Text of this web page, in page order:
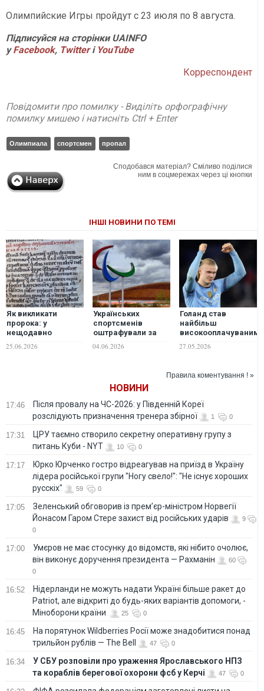
Олимпийские Игры пройдут с 23 июля по 8 августа.
Підписуйся на сторінки UAINFO
уFacebook, Twitterі YouTube
Корреспондент
Повідомити про помилку - Виділіть орфографічну
помилку мишею і натисніть Ctrl + Enter
Олимпиала спортсмен пропал
Сподобався матеріал? Сміливо поділися
ним в соцмережах через ці кнопки
ІНШІ НОВИНИ ПО ТЕМІ
Як викликати
пророка: у
нещодавно
святого Августина
25.06.2026
Українських
спортсменів
оштрафували за
п'єдесталі під гімн
04.06.2026
Голанд став
найбільш
високооплачуваним
до 25 років
27.05.2026
Правила коментування ! »
НОВИНИ
17:46
Після провалу на ЧС-2026: у Південній Кореї
розслідують призначення тренера збірної
1 0
17:31
ЦРУ таємно створило секретну оперативну групу з
питань Куби - NYT
10 0
17:17
Юрко Юрченко гостро відреагував на приїзд в Україну
лідера російської групи "Ногу свело!": "Не існує хороших
русскіх"
59 0
17:05
Зеленський обговорив із прем’єр-міністром Норвегії
Йонасом Гаром Стере захист від російських ударів
9
0
17:00
Умєров не має стосунку до відомств, які нібито очолює,
він виконує доручення президента — Рахманін
60
0
16:52
Нідерланди не можуть надати Україні більше ракет до
Patriot, але відкриті до будь-яких варіантів допомоги, -
Міноборони країни
25 0
16:45
На порятунок Wildberries Росії може знадобитися понад
трильйон рублів — The Bell
47 0
16:34
У СБУ розповіли про ураження Ярославського НПЗ
та кораблів берегової охорони фсб у Керчі
47 0